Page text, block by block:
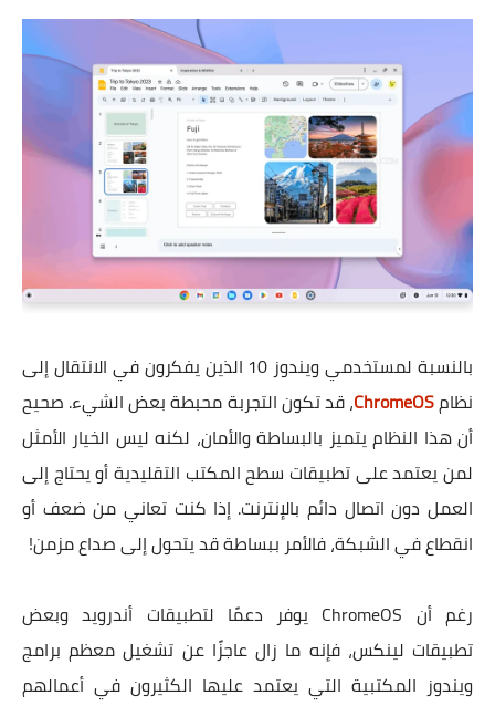
بالنسبة لمستخدمي ويندوز 10 الذين يفكرون في الانتقال إلى
نظامChromeOS، قد تكون التجربة محبطة بعض الشيء. صحيح
أن هذا النظام يتميز بالبساطة والأمان، لكنه ليس الخيار الأمثل
لمن يعتمد على تطبيقات سطح المكتب التقليدية أو يحتاج إلى
العمل دون اتصال دائم بالإنترنت. إذا كنت تعاني من ضعف أو
انقطاع في الشبكة، فالأمر ببساطة قد يتحول إلى صداع مزمن!
رغم أن ChromeOS يوفر دعمًا لتطبيقات أندرويد وبعض
تطبيقات لينكس، فإنه ما زال عاجزًا عن تشغيل معظم برامج
ويندوز المكتبية التي يعتمد عليها الكثيرون في أعمالهم